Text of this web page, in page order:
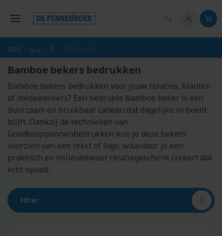
Home A - Z B
Bamboe bekers bedrukken
Bamboe bekers bedrukken voor jouw relaties, klanten
of medewerkers? Een bedrukte bamboe beker is een
duurzaam en bruikbaar cadeau dat dagelijks in beeld
blijft. Dankzij de technieken van
Goedkooppennenbedrukken kun je deze bekers
voorzien van een tekst of logo, waardoor je een
praktisch en milieubewust relatiegeschenk creëert dat
echt opvalt.
Filter